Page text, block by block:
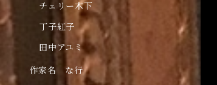
チェリー木下
丁子紅子
田中アユミ
作家名 な行